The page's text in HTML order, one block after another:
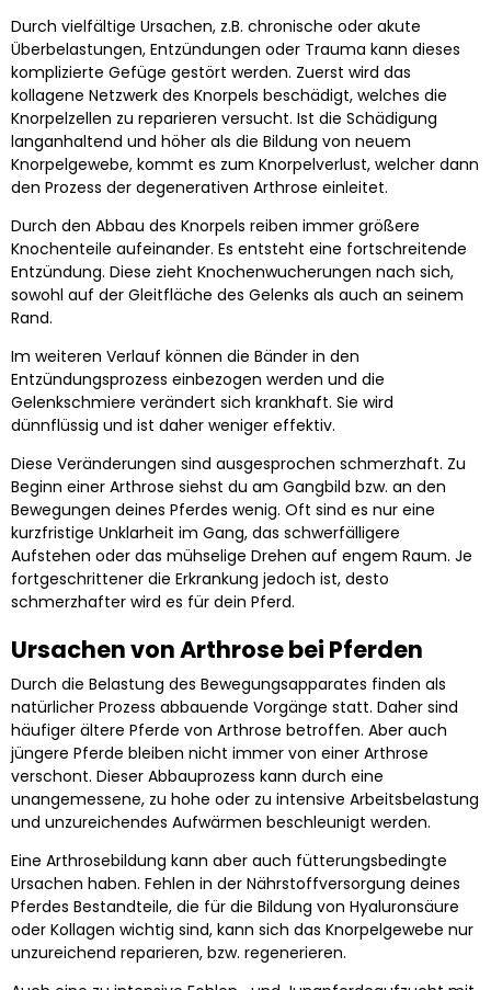
Durch vielfältige Ursachen, z.B. chronische oder akute
Überbelastungen, Entzündungen oder Trauma kann dieses
komplizierte Gefüge gestört werden. Zuerst wird das
kollagene Netzwerk des Knorpels beschädigt, welches die
Knorpelzellen zu reparieren versucht. Ist die Schädigung
langanhaltend und höher als die Bildung von neuem
Knorpelgewebe, kommt es zum Knorpelverlust, welcher dann
den Prozess der degenerativen Arthrose einleitet.
Durch den Abbau des Knorpels reiben immer größere
Knochenteile aufeinander. Es entsteht eine fortschreitende
Entzündung. Diese zieht Knochenwucherungen nach sich,
sowohl auf der Gleitfläche des Gelenks als auch an seinem
Rand.
Im weiteren Verlauf können die Bänder in den
Entzündungsprozess einbezogen werden und die
Gelenkschmiere verändert sich krankhaft. Sie wird
dünnflüssig und ist daher weniger effektiv.
Diese Veränderungen sind ausgesprochen schmerzhaft. Zu
Beginn einer Arthrose siehst du am Gangbild bzw. an den
Bewegungen deines Pferdes wenig. Oft sind es nur eine
kurzfristige Unklarheit im Gang, das schwerfälligere
Aufstehen oder das mühselige Drehen auf engem Raum. Je
fortgeschrittener die Erkrankung jedoch ist, desto
schmerzhafter wird es für dein Pferd.
Ursachen von Arthrose bei Pferden
Durch die Belastung des Bewegungsapparates finden als
natürlicher Prozess abbauende Vorgänge statt. Daher sind
häufiger ältere Pferde von Arthrose betroffen. Aber auch
jüngere Pferde bleiben nicht immer von einer Arthrose
verschont. Dieser Abbauprozess kann durch eine
unangemessene, zu hohe oder zu intensive Arbeitsbelastung
und unzureichendes Aufwärmen beschleunigt werden.
Eine Arthrosebildung kann aber auch fütterungsbedingte
Ursachen haben. Fehlen in der Nährstoffversorgung deines
Pferdes Bestandteile, die für die Bildung von Hyaluronsäure
oder Kollagen wichtig sind, kann sich das Knorpelgewebe nur
unzureichend reparieren, bzw. regenerieren.